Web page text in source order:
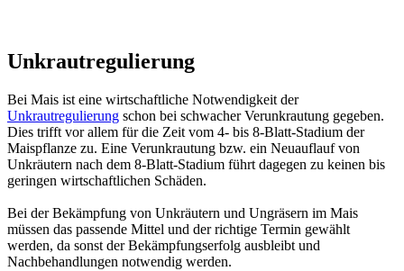
Unkrautregulierung
Bei Mais ist eine wirtschaftliche Notwendigkeit der
Unkrautregulierung schon bei schwacher Verunkrautung gegeben.
Dies trifft vor allem für die Zeit vom 4- bis 8-Blatt-Stadium der
Maispflanze zu. Eine Verunkrautung bzw. ein Neuauflauf von
Unkräutern nach dem 8-Blatt-Stadium führt dagegen zu keinen bis
geringen wirtschaftlichen Schäden.
Bei der Bekämpfung von Unkräutern und Ungräsern im Mais
müssen das passende Mittel und der richtige Termin gewählt
werden, da sonst der Bekämpfungserfolg ausbleibt und
Nachbehandlungen notwendig werden.